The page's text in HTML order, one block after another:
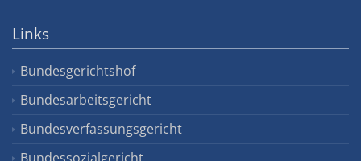
Links
Bundesgerichtshof
Bundesarbeitsgericht
Bundesverfassungsgericht